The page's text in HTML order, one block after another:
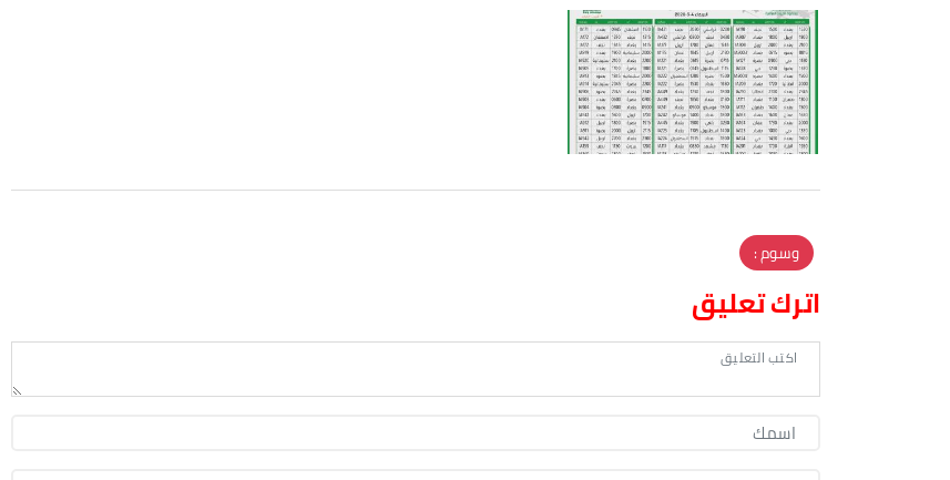
وسوم :
اترك تعليق